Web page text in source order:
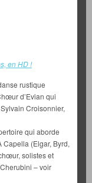
en HD !
rustique
d’Evian qui
Croisonnier,
qui aborde
(Elgar, Byrd,
solistes et
– voir